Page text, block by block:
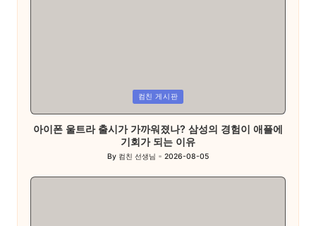
컴친 게시판
아이폰 울트라 출시가 가까워졌나? 삼성의 경험이 애플에
기회가 되는 이유
Posted
By 컴친 선생님 2026-08-05